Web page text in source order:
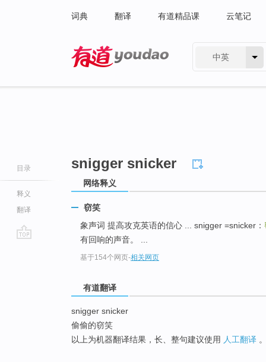
词典 翻译 有道精品课 云笔记
中英
目录
释义
翻译
snigger snicker
网络释义
窃笑
象声词 提高攻克英语的信心 ... snigger =snicker：
有回响的声音。 ...
基于154个网页-相关网页
有道翻译
snigger snicker
偷偷的窃笑
以上为机器翻译结果，长、整句建议使用 人工翻译